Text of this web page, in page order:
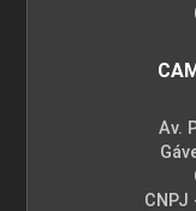
Av.
CNPJ